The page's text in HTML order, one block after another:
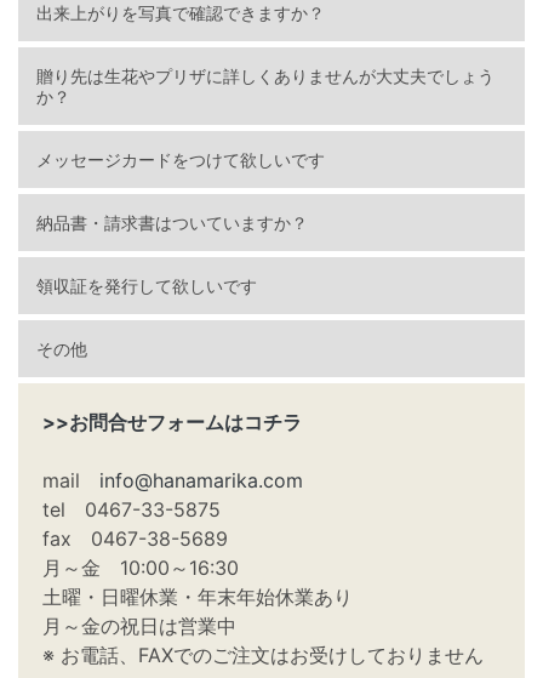
出来上がりを写真で確認できますか？
贈り先は生花やプリザに詳しくありませんが大丈夫でしょう
か？
メッセージカードをつけて欲しいです
納品書・請求書はついていますか？
領収証を発行して欲しいです
その他
>>お問合せフォームはコチラ
mail info@hanamarika.com
tel 0467-33-5875
fax 0467-38-5689
月～金 10:00～16:30
土曜・日曜休業・年末年始休業あり
月～金の祝日は営業中
※ お電話、FAXでのご注文はお受けしておりません